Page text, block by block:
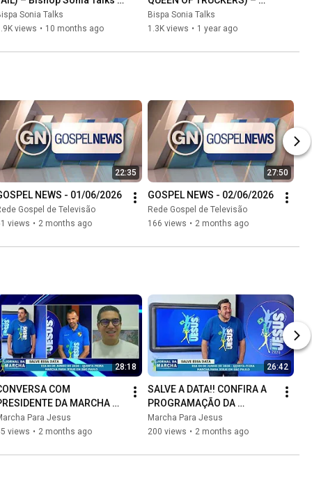
Sonia Talks
views • 10 months ago
Bishop Sonia Talks #63
Bispa Sonia Talks
1.3K views • 1 year ago
22:35
NEWS - 01/06/2026
Gospel de Televisão
views • 2 months ago
27:50
GOSPEL NEWS - 02/06/2026
Rede Gospel de Televisão
166 views • 2 months ago
28:18
COM
DA MARCHA
JESUS NO MÉXICO! |
DA MARCHA (13/05)
Para Jesus
views • 2 months ago
26:42
SALVE A DATA!! CONFIRA A
PROGRAMAÇÃO DA
MARCHA PARA JESUS 2026!
| JRONAL DA MARCHA
Marcha Para Jesus
200 views • 2 months ago